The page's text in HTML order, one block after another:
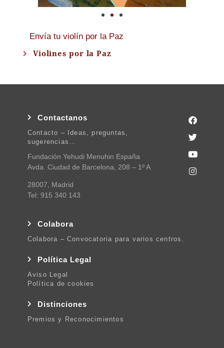
Envía tu violín por la Paz
Violines por la Paz
Contactanos
Contacto – Ideas, preguntas,
sugerencias…
Fundación Yehudi Menuhin España
Avda. Ciudad de Barcelona, 208 – 1º A
28007, Madrid
Tel: 915 340 143
Colabora
Colabora – Convocatoria para varios centros.
Política Legal
Aviso Legal
Política de cookies
Distinciones
Premios y Reconocimientos